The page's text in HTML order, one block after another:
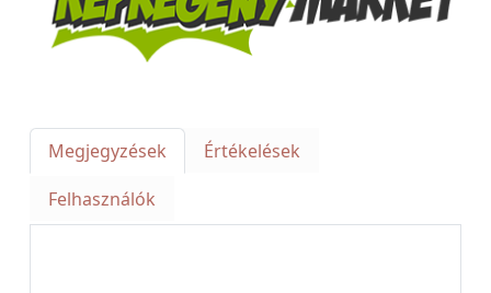
Megjegyzések
Értékelések
Felhasználók